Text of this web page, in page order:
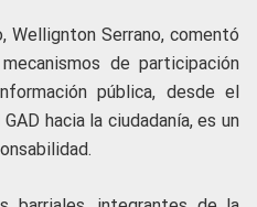
Wellignton Serrano, comentó
de participación
pública, desde el
hacia la ciudadanía, es un